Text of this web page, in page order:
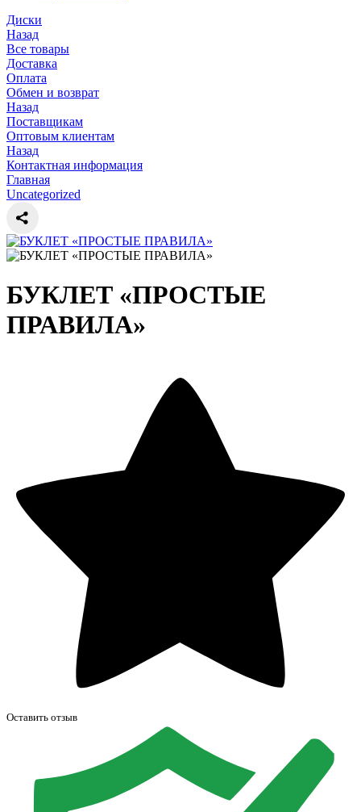
Диски
Назад
Все товары
Доставка
Оплата
Обмен и возврат
Назад
Поставщикам
Оптовым клиентам
Назад
Контактная информация
Главная
Uncategorized
БУКЛЕТ «ПРОСТЫЕ
ПРАВИЛА»
Оставить отзыв